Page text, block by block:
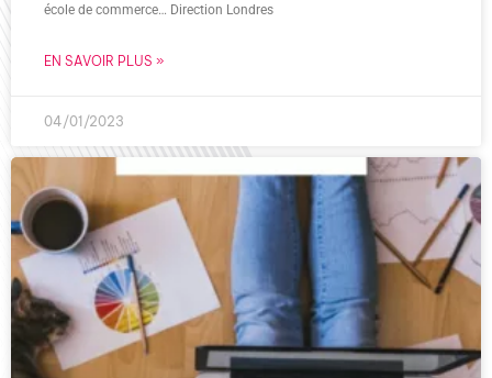
école de commerce… Direction Londres
EN SAVOIR PLUS »
04/01/2023